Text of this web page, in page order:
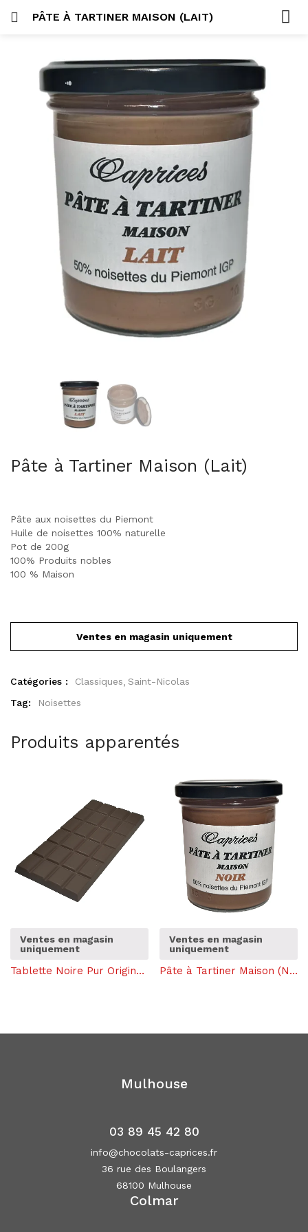
PÂTE À TARTINER MAISON (LAIT)
CATÉGORIES
PARTAGER
Se souvenir de moi
Lost password?
Pâte à Tartiner Maison (Lait)
Pâte aux noisettes du Piemont
Huile de noisettes 100% naturelle
Pot de 200g
100% Produits nobles
100 % Maison
Ventes en magasin uniquement
Catégories : Classiques Saint-Nicolas
Tag:
Noisettes
Produits apparentés
Ventes en magasin
uniquement
Tablette Noire Pur Origine (100g)
Ventes en magasin
uniquement
Pâte à Tartiner Maison (Noir)
Mulhouse
03 89 45 42 80
info@chocolats-caprices.fr
36 rue des Boulangers
68100 Mulhouse
Colmar